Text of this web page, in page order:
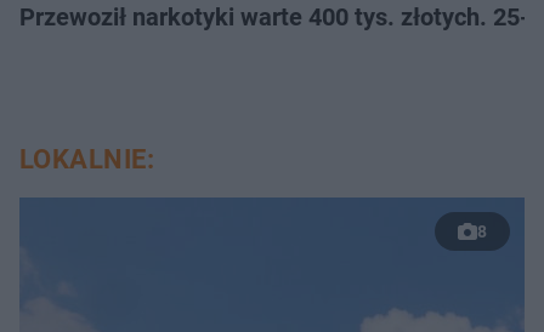
Przewoził narkotyki warte 400 tys. złotych.
LOKALNIE:
8